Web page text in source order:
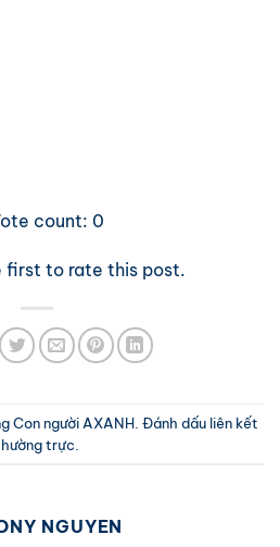
count: 0
first to rate this post.
Con người AXANH . Đánh dấu liên kết
trực
NGUYEN